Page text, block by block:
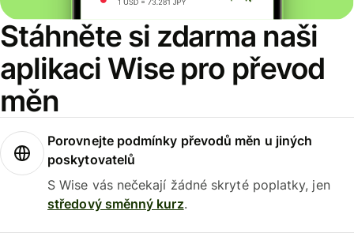
Stáhněte si zdarma naši
aplikaci Wise pro převod
měn
Porovnejte podmínky převodů měn u jiných
poskytovatelů
S Wise vás nečekají žádné skryté poplatky, jen
středový směnný kurz.